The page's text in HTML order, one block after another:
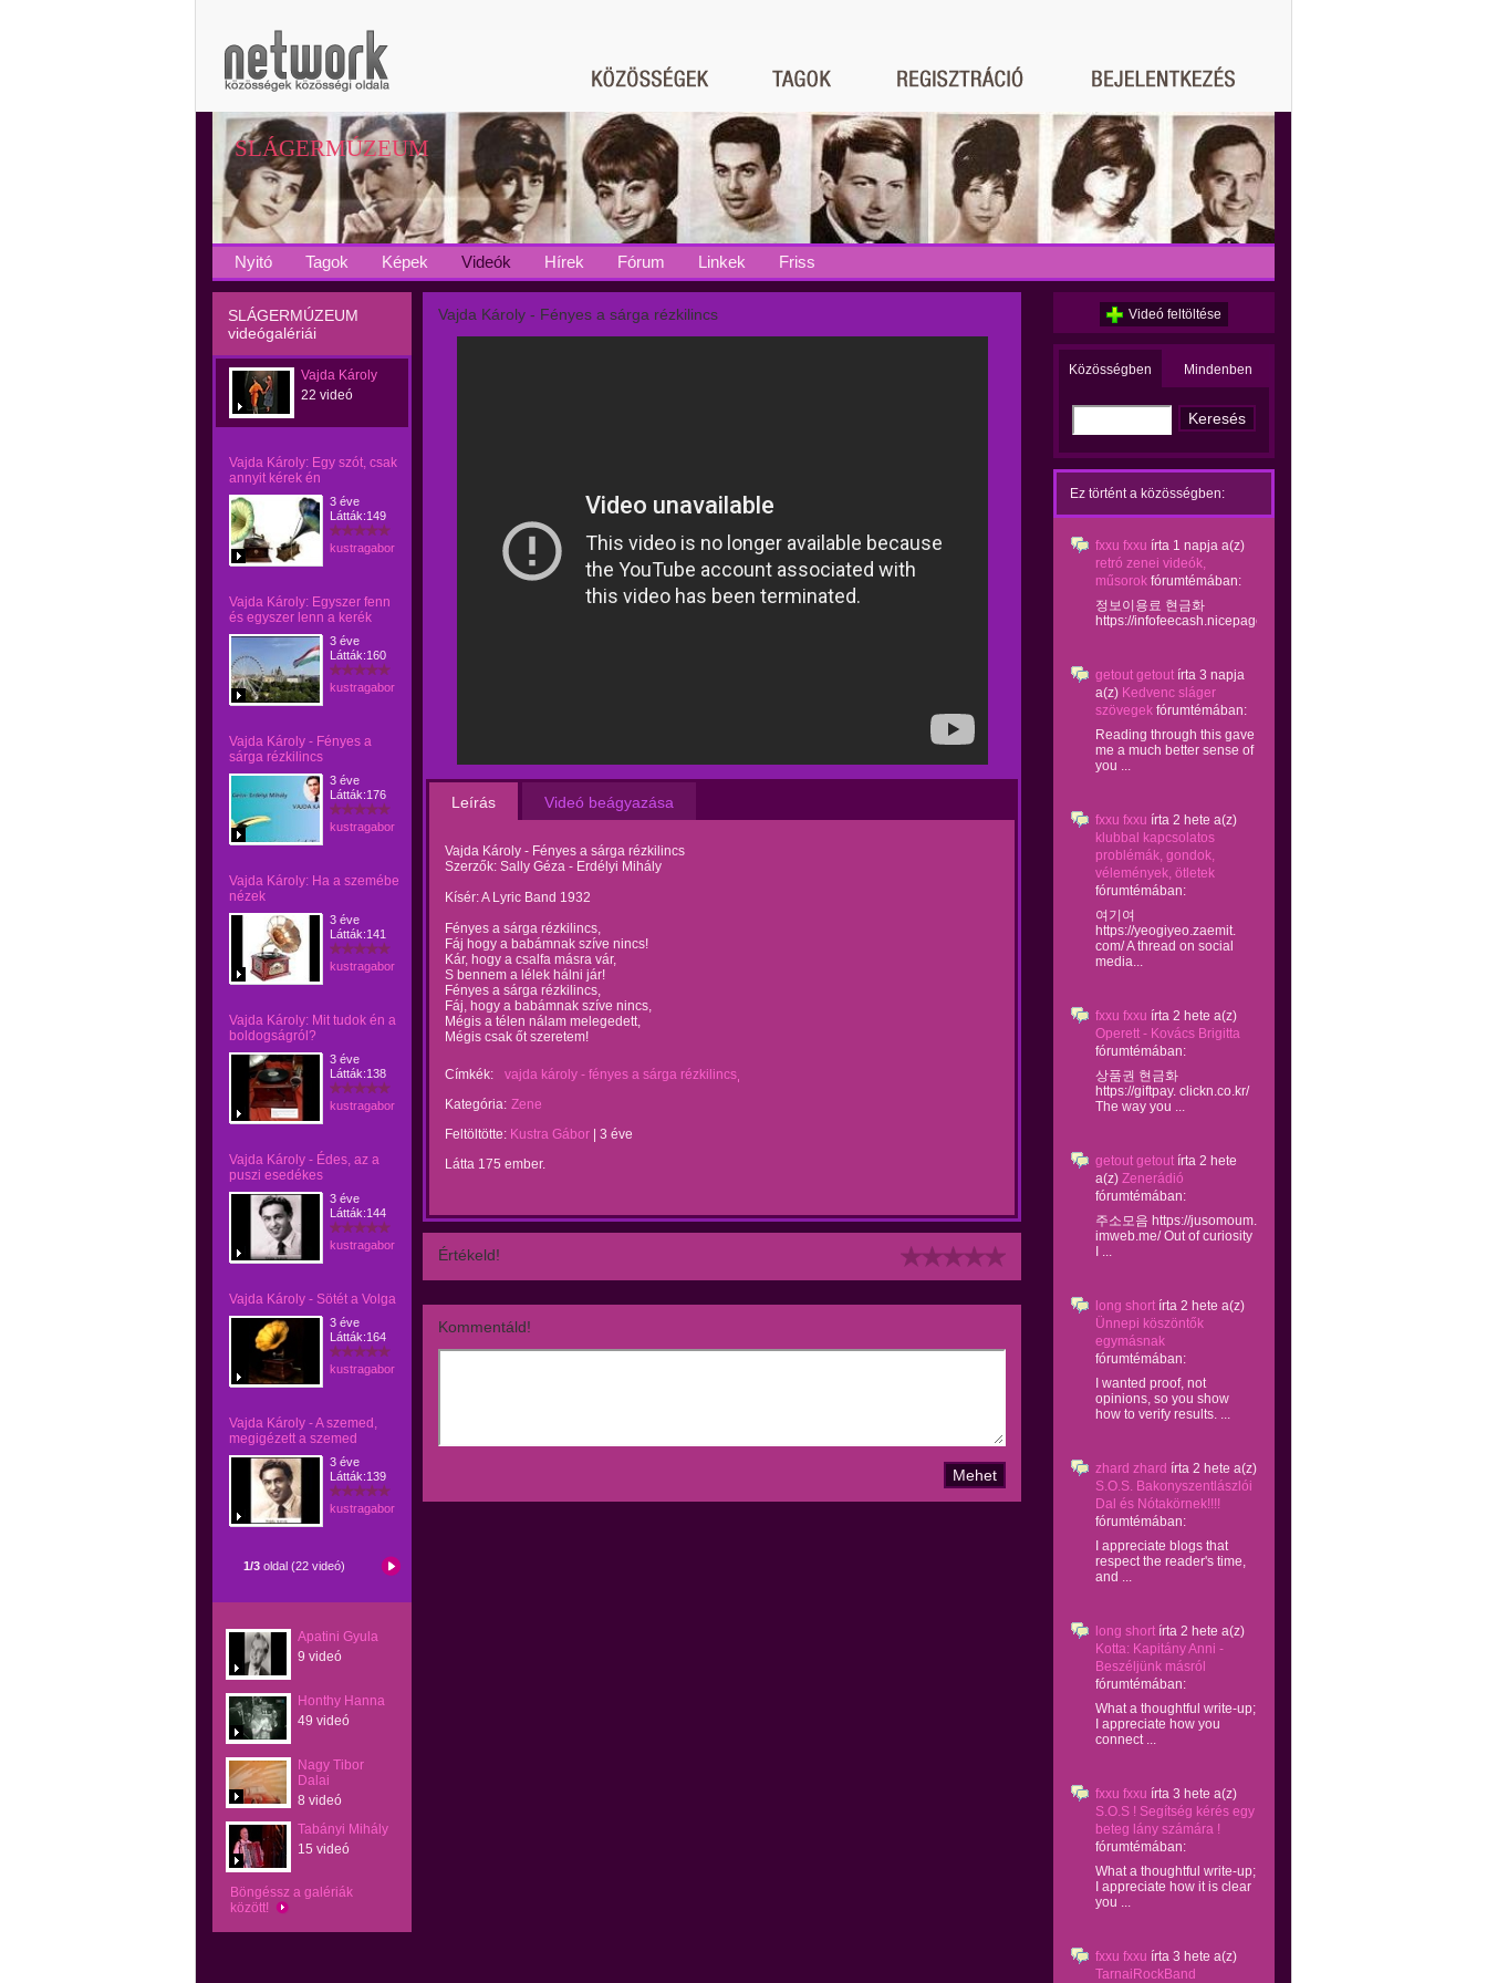
SLÁGERMÚZEUM
Nyitó Tagok Képek Videók Hírek Fórum Linkek Friss
SLÁGERMÚZEUM
videógalériái
Vajda Károly
22 videó
Vajda Károly: Egy szót, csak
annyit kérek én
3 éve
Látták:149
kustragabor
Vajda Károly: Egyszer fenn
és egyszer lenn a kerék
3 éve
Látták:160
kustragabor
Vajda Károly - Fényes a
sárga rézkilincs
3 éve
Látták:176
kustragabor
Vajda Károly: Ha a szemébe
nézek
3 éve
Látták:141
kustragabor
Vajda Károly: Mit tudok én a
boldogságról?
3 éve
Látták:138
kustragabor
Vajda Károly - Édes, az a
puszi esedékes
3 éve
Látták:144
kustragabor
Vajda Károly - Sötét a Volga
3 éve
Látták:164
kustragabor
Vajda Károly - A szemed,
megigézett a szemed
3 éve
Látták:139
kustragabor
1/3 oldal (22 videó)
Apatini Gyula
9 videó
Honthy Hanna
49 videó
Nagy Tibor
Dalai
8 videó
Tabányi Mihály
15 videó
Böngéssz a galériák
között!
Vajda Károly - Fényes a sárga rézkilincs
Leírás Videó beágyazása
Vajda Károly - Fényes a sárga rézkilincs
Szerzők: Sally Géza - Erdélyi Mihály
Kísér: A Lyric Band 1932
Fényes a sárga rézkilincs,
Fáj hogy a babámnak szíve nincs!
Kár, hogy a csalfa másra vár,
S bennem a lélek hálni jár!
Fényes a sárga rézkilincs,
Fáj, hogy a babámnak szíve nincs,
Mégis a télen nálam melegedett,
Mégis csak őt szeretem!
Címkék:
vajda károly - fényes a sárga rézkilincs
Kategória: Zene
Feltöltötte: Kustra Gábor
3 éve
Látta 175 ember.
Értékeld!
Kommentáld!
Videó feltöltése
Közösségben Mindenben
Ez történt a közösségben:
fxxu fxxu írta 1 napja a(z)
retró zenei videók,
műsorok fórumtémában:
정보이용료 현금화
https://infofeecash.nicepage...
getout getout írta 3 napja
a(z) Kedvenc sláger
szövegek fórumtémában:
Reading through this gave
me a much better sense of
you ...
fxxu fxxu írta 2 hete a(z)
klubbal kapcsolatos
problémák, gondok,
vélemények, ötletek
fórumtémában:
여기여
https://yeogiyeo.zaemit.
com/ A thread on social
media...
fxxu fxxu írta 2 hete a(z)
Operett - Kovács Brigitta
fórumtémában:
상품권 현금화
https://giftpay. clickn.co.kr/
The way you ...
getout getout írta 2 hete
a(z) Zenerádió
fórumtémában:
주소모음 https://jusomoum.
imweb.me/ Out of curiosity
I ...
long short írta 2 hete a(z)
Ünnepi köszöntők
egymásnak
fórumtémában:
I wanted proof, not
opinions, so you show
how to verify results. ...
zhard zhard írta 2 hete a(z)
S.O.S. Bakonyszentlászlói
Dal és Nótakörnek!!!!
fórumtémában:
I appreciate blogs that
respect the reader's time,
and ...
long short írta 2 hete a(z)
Kotta: Kapitány Anni -
Beszéljünk másról
fórumtémában:
What a thoughtful write-up;
I appreciate how you
connect ...
fxxu fxxu írta 3 hete a(z)
S.O.S ! Segítség kérés egy
beteg lány számára !
fórumtémában:
What a thoughtful write-up;
I appreciate how it is clear
you ...
fxxu fxxu írta 3 hete a(z)
TarnaiRockBand